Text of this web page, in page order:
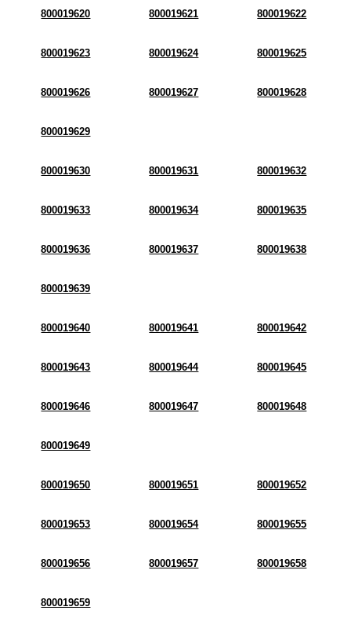
800019620 800019621 800019622
800019623 800019624 800019625
800019626 800019627 800019628
800019629
800019630 800019631 800019632
800019633 800019634 800019635
800019636 800019637 800019638
800019639
800019640 800019641 800019642
800019643 800019644 800019645
800019646 800019647 800019648
800019649
800019650 800019651 800019652
800019653 800019654 800019655
800019656 800019657 800019658
800019659